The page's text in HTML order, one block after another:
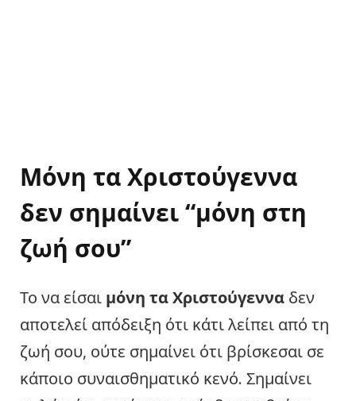
Μόνη τα Χριστούγεννα
δεν σημαίνει “μόνη στη
ζωή σου”
Το να είσαι μόνη τα Χριστούγεννα δεν
αποτελεί απόδειξη ότι κάτι λείπει από τη
ζωή σου, ούτε σημαίνει ότι βρίσκεσαι σε
κάποιο συναισθηματικό κενό. Σημαίνει